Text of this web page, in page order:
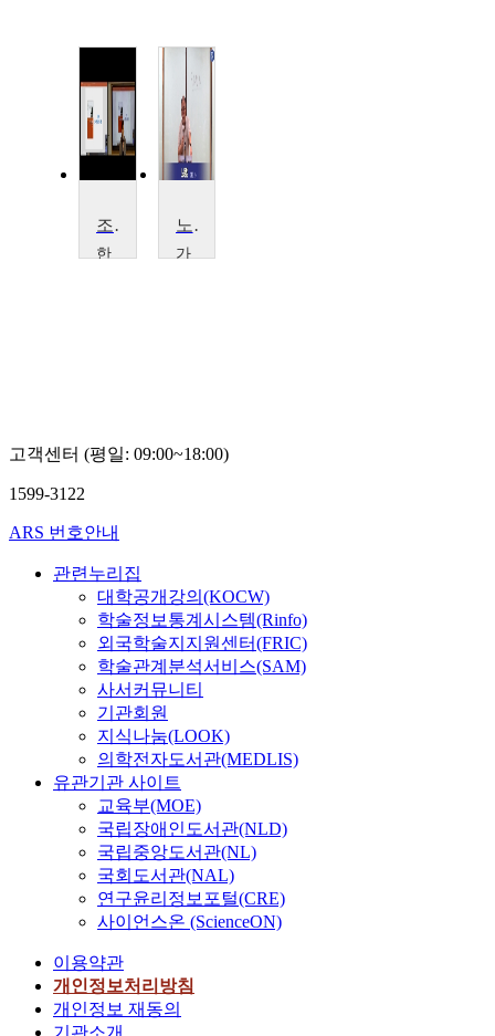
조직에 꼭 필요한 노무관리
한
노동법
가
고객센터 (평일: 09:00~18:00)
1599-3122
ARS 번호안내
관련누리집
대학공개강의(KOCW)
학술정보통계시스템(Rinfo)
외국학술지지원센터(FRIC)
학술관계분석서비스(SAM)
사서커뮤니티
기관회원
지식나눔(LOOK)
의학전자도서관(MEDLIS)
유관기관 사이트
교육부(MOE)
국립장애인도서관(NLD)
국립중앙도서관(NL)
국회도서관(NAL)
연구윤리정보포털(CRE)
사이언스온 (ScienceON)
이용약관
개인정보처리방침
개인정보 재동의